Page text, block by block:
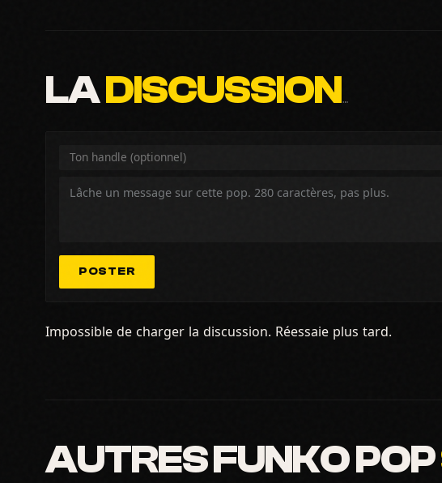
LADISCUSSION…
POSTER
Impossible de charger la discussion. Réessaie plus tard.
AUTRES FUNKO POP